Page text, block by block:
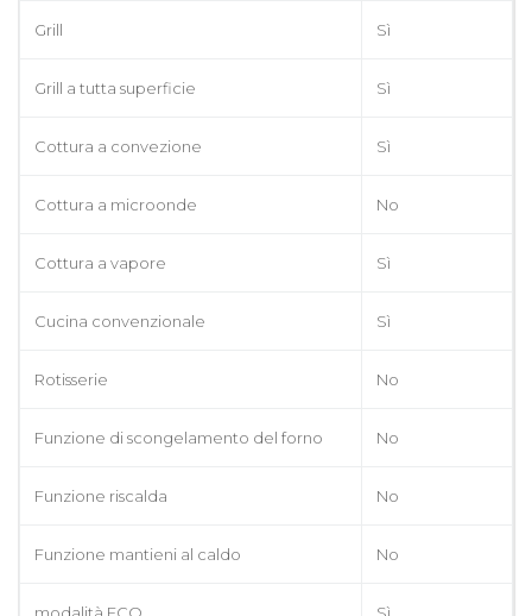
Grill Sì
Grill a tutta superficie Sì
Cottura a convezione Sì
Cottura a microonde No
Cottura a vapore Sì
Cucina convenzionale Sì
Rotisserie No
Funzione di scongelamento del forno No
Funzione riscalda No
Funzione mantieni al caldo No
modalità ECO Sì